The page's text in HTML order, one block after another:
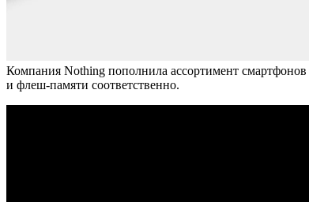
Компания Nothing пополнила ассортимент
и флеш-памяти соответственно.